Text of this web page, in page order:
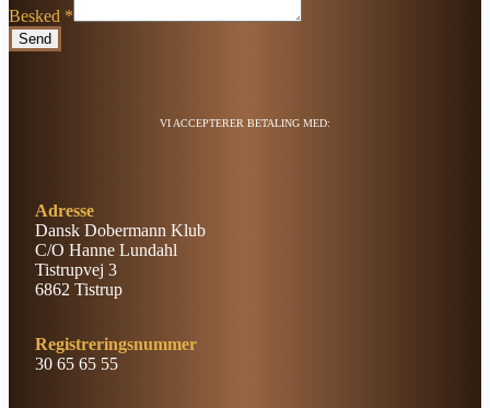
Besked *
Send
VI ACCEPTERER BETALING MED:
Adresse
Dansk Dobermann Klub
C/O Hanne Lundahl
Tistrupvej 3
6862 Tistrup
Registreringsnummer
30 65 65 55